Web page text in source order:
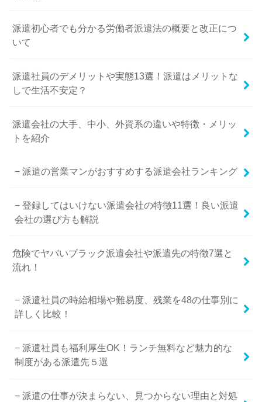
派遣初心者でも分かる労働者派遣法の概要と改正につ
いて
派遣社員のデメリットや実態13選！派遣はメリットな
しで生活不安定？
派遣会社の大手、中小、外資系の違いや特徴・メリッ
トを紹介
派遣の営業マンがおすすめする派遣会社ランキング
登録してはいけない派遣会社の特徴11選！良い派遣
会社の選び方も解説
危険でヤバいブラック派遣会社や派遣先の特徴7選と
流れ！
派遣社員の時給相場や難易度、残業を48の仕事別に
詳しく比較！
派遣社員も福利厚生OK！ランチ無料など魅力的な
制度がある派遣先５選
派遣の仕事が決まらない、見つからない理由と対処